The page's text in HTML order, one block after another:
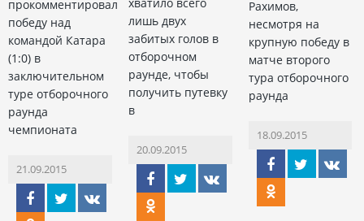
прокомментировал
победу над
командой Катара
(1:0) в
заключительном
туре отборочного
раунда
чемпионата
21.09.2015
хватило всего
лишь двух
забитых голов в
отборочном
раунде, чтобы
получить путевку
в
20.09.2015
Рахимов,
несмотря на
крупную победу в
матче второго
тура отборочного
раунда
18.09.2015